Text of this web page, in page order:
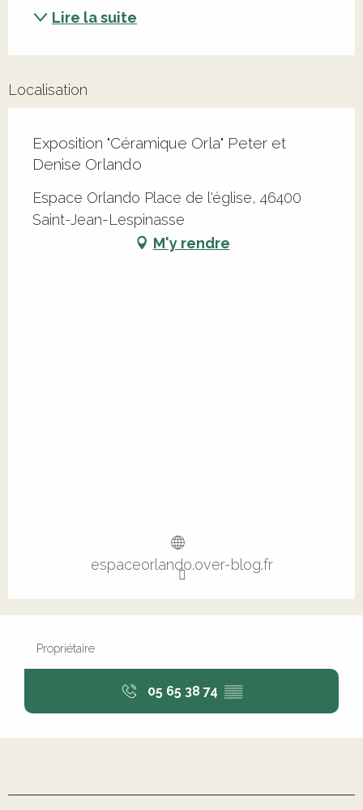
Lire la suite
Localisation
Exposition "Céramique Orla" Peter et
Denise Orlando
Espace Orlando Place de l'église, 46400
Saint-Jean-Lespinasse
M'y rendre
espaceorlando.over-blog.fr
Propriétaire
05 65 38 74 ▒▒